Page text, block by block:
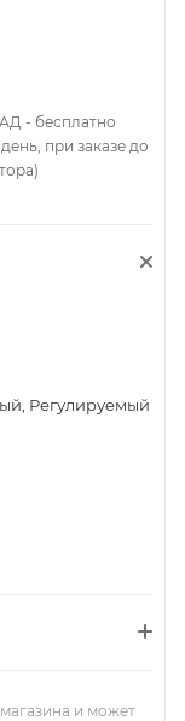
- бесплатно
при заказе до
Регулируемый
и может